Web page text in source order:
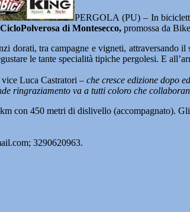
PERGOLA (PU) – In
CicloPolverosa di Montesecco, promossa da
dorati, tra campagne e vigneti, attraversando
le tante specialità tipiche pergolesi. E
Luca Castratori – che cresce edizione dopo
ringraziamento va a tutti coloro che
con 450 metri di dislivello (accompagnato).
3290620963.